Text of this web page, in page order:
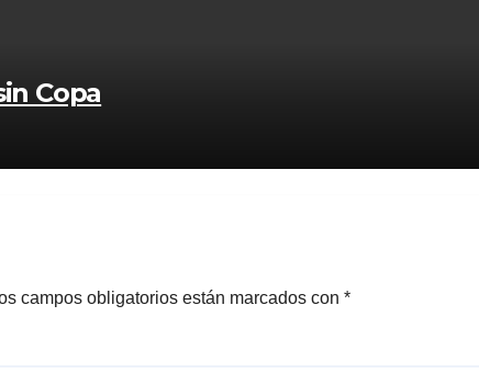
Copa
campos obligatorios están marcados con *